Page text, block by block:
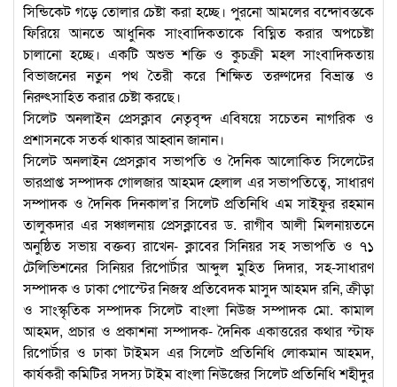
সিন্ডিকেট গড়ে তোলার চেষ্টা করা হচ্ছে। পুরনো আমলের বন্দোবস্তকে
ফিরিয়ে আনতে আধুনিক সাংবাদিকতাকে বিঘ্নিত করার অপচেষ্টা
চালানো হচ্ছে। একটি অশুভ শক্তি ও কুচক্রী মহল সাংবাদিকতায়
বিভাজনের নতুন পথ তৈরী করে শিক্ষিত তরুণদের বিভ্রান্ত ও
নিরুৎসাহিত করার চেষ্টা করছে।
সিলেট অনলাইন প্রেসক্লাব নেতৃবৃন্দ এবিষয়ে সচেতন নাগরিক ও
প্রশাসনকে সতর্ক থাকার আহ্বান জানান।
সিলেট অনলাইন প্রেসক্লাব সভাপতি ও দৈনিক আলোকিত সিলেটের
ভারপ্রাপ্ত সম্পাদক গোলজার আহমদ হেলাল এর সভাপতিত্বে, সাধারণ
সম্পাদক ও দৈনিক দিনকাল’র সিলেট প্রতিনিধি এম সাইফুর রহমান
তালুকদার এর সঞ্চালনায় প্রেসক্লাবের ড. রাগীব আলী মিলনায়তনে
অনুষ্ঠিত সভায় বক্তব্য রাখেন- ক্লাবের সিনিয়র সহ সভাপতি ও ৭১
টেলিভিশনের সিনিয়র রিপোর্টার আব্দুল মুহিত দিদার, সহ-সাধারণ
সম্পাদক ও ঢাকা পোস্টের নিজস্ব প্রতিবেদক মাসুদ আহমদ রনি, ক্রীড়া
ও সাংস্কৃতিক সম্পাদক সিলেট বাংলা নিউজ সম্পাদক মো. কামাল
আহমদ, প্রচার ও প্রকাশনা সম্পাদক- দৈনিক একাত্তরের কথার স্টাফ
রিপোর্টার ও ঢাকা টাইমস এর সিলেট প্রতিনিধি লোকমান আহমদ,
কার্যকরী কমিটির সদস্য টাইম বাংলা নিউজের সিলেট প্রতিনিধি শহীদুর